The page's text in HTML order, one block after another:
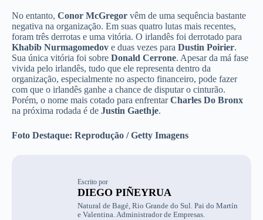
No entanto, Conor McGregor vêm de uma sequência bastante
negativa na organização. Em suas quatro lutas mais recentes,
foram três derrotas e uma vitória. O irlandês foi derrotado para
Khabib Nurmagomedov e duas vezes para Dustin Poirier.
Sua única vitória foi sobre Donald Cerrone. Apesar da má fase
vivida pelo irlandês, tudo que ele representa dentro da
organização, especialmente no aspecto financeiro, pode fazer
com que o irlandês ganhe a chance de disputar o cinturão.
Porém, o nome mais cotado para enfrentarCharles Do Bronx
na próxima rodada é de Justin Gaethje.
Foto Destaque: Reprodução / Getty Imagens
Escrito por
DIEGO PIÑEYRUA
Natural de Bagé, Rio Grande do Sul. Pai do Martín
e Valentina. Administrador de Empresas.